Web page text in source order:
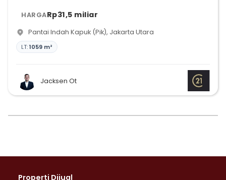
HARGARp31,5 miliar
Pantai Indah Kapuk (Pik), Jakarta Utara
LT:1059 m²
Jacksen Ot
Properti Dijual